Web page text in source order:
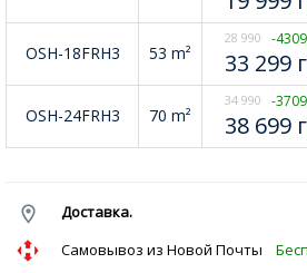
OSH-18FRH3 53 m²
28 990 -
33 299
OSH-24FRH3 70 m²
34 990 -
38 699
Доставка.
Cамовывоз из Новой Почты